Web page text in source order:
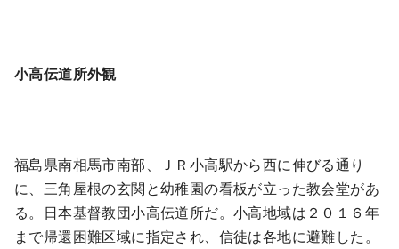
小高伝道所外観
福島県南相馬市南部、ＪＲ小高駅から西に伸びる通り
に、三角屋根の玄関と幼稚園の看板が立った教会堂があ
る。日本基督教団小高伝道所だ。小高地域は２０１６年
まで帰還困難区域に指定され、信徒は各地に避難した。